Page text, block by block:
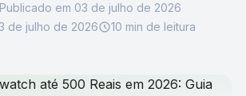
Publicado em 03 de julho de 2026
de julho de 2026 10 min de leitura